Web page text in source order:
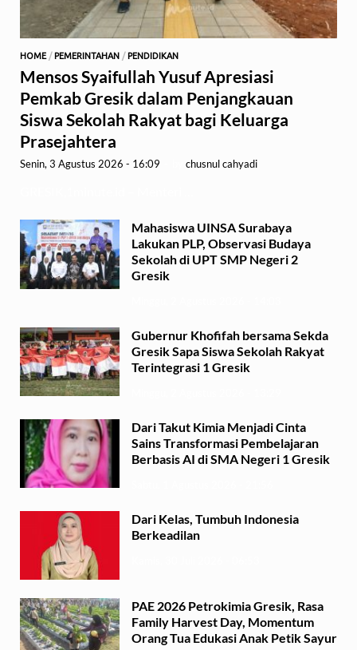
HOME/ PEMERINTAHAN / PENDIDIKAN
Mensos Syaifullah Yusuf Apresiasi
Pemkab Gresik dalam Penjangkauan
Siswa Sekolah Rakyat bagi Keluarga
Prasejahtera
Senin, 3 Agustus 2026 - 16:09 chusnul cahyadi
Mahasiswa UINSA Surabaya
Lakukan PLP, Observasi Budaya
Sekolah di UPT SMP Negeri 2
Gresik
Gubernur Khofifah bersama Sekda
Gresik Sapa Siswa Sekolah Rakyat
Terintegrasi 1 Gresik
Dari Takut Kimia Menjadi Cinta
Sains Transformasi Pembelajaran
Berbasis AI di SMA Negeri 1 Gresik
Dari Kelas, Tumbuh Indonesia
Berkeadilan
PAE 2026 Petrokimia Gresik, Rasa
Family Harvest Day, Momentum
Orang Tua Edukasi Anak Petik Sayur